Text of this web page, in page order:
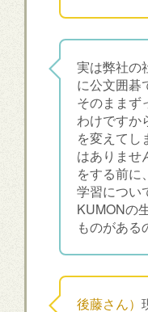
実は弊社の
に公文囲碁
そのままず
わけですか
を変えてし
はありませ
をする前に
学習につい
KUMONの
ものがある
後藤さん）